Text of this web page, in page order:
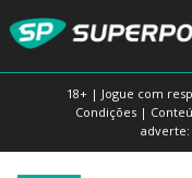
18+ | Jogue com
Condições |
adverte: